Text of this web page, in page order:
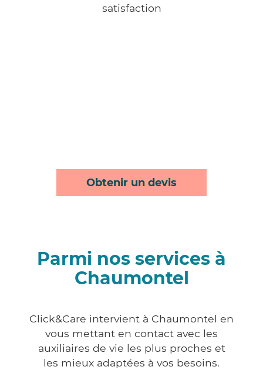
satisfaction
Obtenir un devis
Parmi nos services à
Chaumontel
Click&Care intervient à Chaumontel en
vous mettant en contact avec les
auxiliaires de vie les plus proches et
les mieux adaptées à vos besoins.